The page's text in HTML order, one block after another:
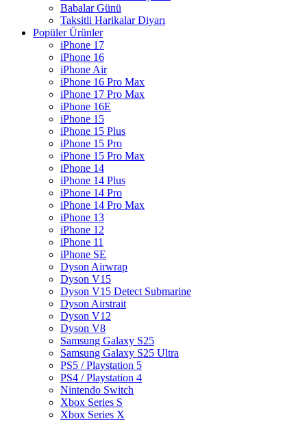
Babalar Günü
Taksitli Harikalar Diyarı
Popüler Ürünler
iPhone 17
iPhone 16
iPhone Air
iPhone 16 Pro Max
iPhone 17 Pro Max
iPhone 16E
iPhone 15
iPhone 15 Plus
iPhone 15 Pro
iPhone 15 Pro Max
iPhone 14
iPhone 14 Plus
iPhone 14 Pro
iPhone 14 Pro Max
iPhone 13
iPhone 12
iPhone 11
iPhone SE
Dyson Airwrap
Dyson V15
Dyson V15 Detect Submarine
Dyson Airstrait
Dyson V12
Dyson V8
Samsung Galaxy S25
Samsung Galaxy S25 Ultra
PS5 / Playstation 5
PS4 / Playstation 4
Nintendo Switch
Xbox Series S
Xbox Series X